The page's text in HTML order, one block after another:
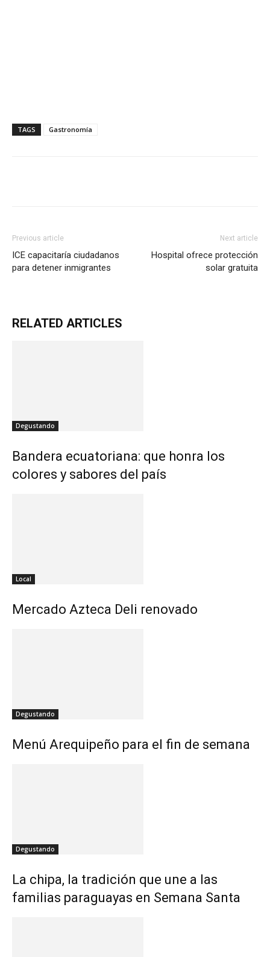
TAGS Gastronomía
Previous article
ICE capacitaría ciudadanos
para detener inmigrantes
Next article
Hospital ofrece protección
solar gratuita
RELATED ARTICLES
Degustando
Bandera ecuatoriana: que honra los
colores y sabores del país
Local
Mercado Azteca Deli renovado
Degustando
Menú Arequipeño para el fin de semana
Degustando
La chipa, la tradición que une a las
familias paraguayas en Semana Santa